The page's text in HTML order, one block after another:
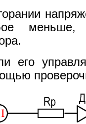
меньше,
его